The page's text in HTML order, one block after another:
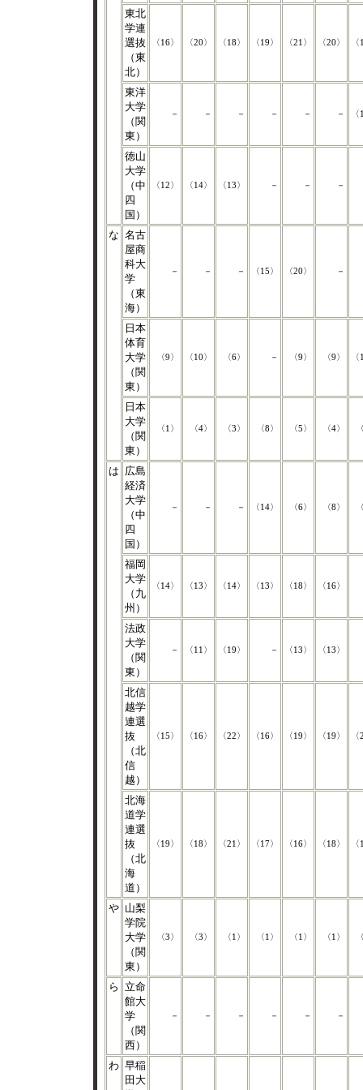
東北
学連
選抜
（東
北）
〈16〉 〈20〉 〈18〉 〈19〉 〈21〉 〈20〉
東洋
大学
（関
東）
－ － － － － －
徳山
大学
（中
四
国）
〈12〉 〈14〉 〈13〉 － － －
な 名古
屋商
科大
学
（東
海）
－ － － 〈15〉 〈20〉 －
日本
体育
大学
（関
東）
〈9〉 〈10〉 〈6〉 － 〈9〉 〈9〉
日本
大学
（関
東）
〈1〉 〈4〉 〈3〉 〈8〉 〈5〉 〈4〉
は 広島
経済
大学
（中
四
国）
－ － － 〈14〉 〈6〉 〈8〉
福岡
大学
（九
州）
〈14〉 〈13〉 〈14〉 〈13〉 〈18〉 〈16〉
法政
大学
（関
東）
－ 〈11〉 〈19〉 － 〈13〉 〈13〉
北信
越学
連選
抜
（北
信
越）
〈15〉 〈16〉 〈22〉 〈16〉 〈19〉 〈19〉
北海
道学
連選
抜
（北
海
道）
〈19〉 〈18〉 〈21〉 〈17〉 〈16〉 〈18〉
や 山梨
学院
大学
（関
東）
〈3〉 〈3〉 〈1〉 〈1〉 〈1〉 〈1〉
ら
立命
館大
学
（関
西）
－ － － － － －
わ 早稲
田大